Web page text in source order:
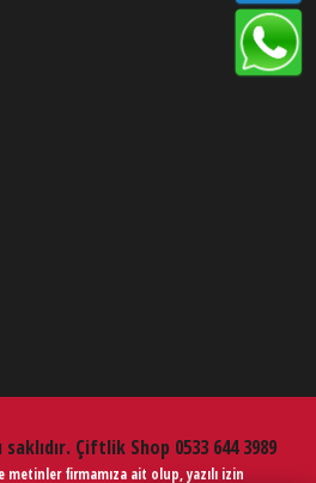
Çiftlik Shop 0533 644 3989
firmamıza ait olup, yazılı izin